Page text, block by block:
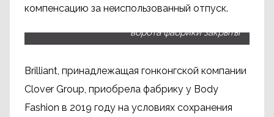
компенсацию за неиспользованный отпуск.
Рабочие, придя на работу, обнаружили, что
ворота фабрики закрыты
Brilliant, принадлежащая гонконгской компании
Clover Group, приобрела фабрику у Body
Fashion в 2019 году на условиях сохранения